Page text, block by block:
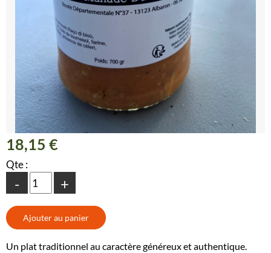
18,15 €
Qte :
- +
Un plat traditionnel au caractère généreux et authentique.